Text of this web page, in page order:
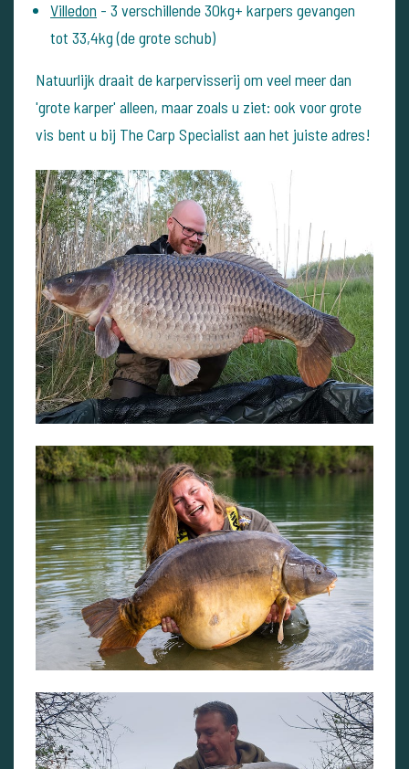
Villedon - 3 verschillende 30kg+ karpers gevangen
tot 33,4kg (de grote schub)
Natuurlijk draait de karpervisserij om veel meer dan
'grote karper' alleen, maar zoals u ziet: ook voor grote
vis bent u bij The Carp Specialist aan het juiste adres!